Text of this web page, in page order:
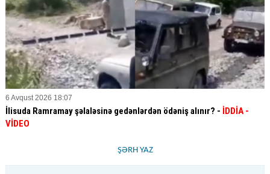
6 Avqust 2026 18:07
İlisuda Ramramay şəlaləsinə gedənlərdən ödəniş alınır? - İDDİA -
VİDEO
ŞƏRH YAZ